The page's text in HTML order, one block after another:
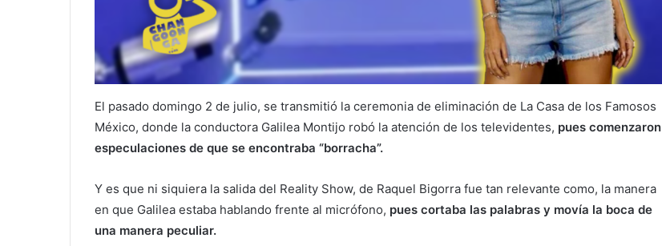
El pasado domingo 2 de julio, se transmitió la ceremonia de eliminación de La Casa de los Famosos
México, donde la conductora Galilea Montijo robó la atención de los televidentes, pues comenzaron
especulaciones de que se encontraba “borracha”.
Y es que ni siquiera la salida del Reality Show, de Raquel Bigorra fue tan relevante como, la manera
en que Galilea estaba hablando frente al micrófono, pues cortaba las palabras y movía la boca de
una manera peculiar.